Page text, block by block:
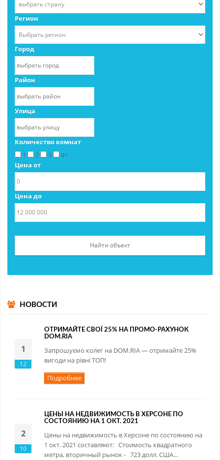
Регион
Город
Район
Улица
Количество комнат
1
2 3
4+
Цена от
Цена до
НОВОСТИ
1
12
ОТРИМАЙТЕ СВОЇ 25% НА ПРОМО-РАХУНОК
DOM.RIA
Запрошуємо колег на DOM.RIA — отримайте 25%
вигоди на рівні ТОП!
Подробнее
2
10
ЦЕНЫ НА НЕДВИЖИМОСТЬ В ХЕРСОНЕ ПО
СОСТОЯНИЮ НА 1 ОКТ. 2021
Цены на недвижимость в Херсоне по состоянию на
1 окт. 2021 составляют: Стоимость квадратного
метра, вторичный рынок - 723 долл. США...